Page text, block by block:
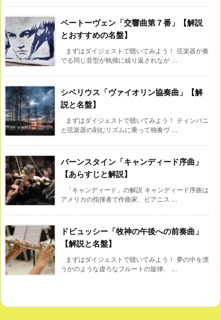
ベートーヴェン「交響曲第７番」【解説
とおすすめの名盤】
まずはダイジェストで聴いてみよう！ 弦楽器が奏
でる同じ音型が執拗に繰り返されなが ...
シベリウス「ヴァイオリン協奏曲」【解
説と名盤】
まずはダイジェストで聴いてみよう！ ティンパニ
と弦楽器の刻むリズムに乗って独奏ヴ ...
バーンスタイン「キャンディード序曲」
【あらすじと解説】
「キャンディード」の解説 キャンディード序曲は
アメリカの指揮者で作曲家、ピアニス ...
ドビュッシー「牧神の午後への前奏曲」
【解説と名盤】
まずはダイジェストで聴いてみよう！ 夢の中を漂
うかのような虚ろなフルートの旋律、 ...